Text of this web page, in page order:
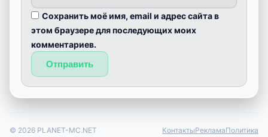
Сохранить моё имя, email и адрес сайта в
этом браузере для последующих моих
комментариев.
© 2026 PLANET-MC.NET КонтактыРекламаПолитика